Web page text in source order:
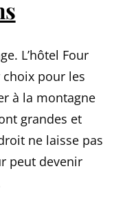
L’hôtel Four
choix pour les
à la montagne
grandes et
ne laisse pas
peut devenir